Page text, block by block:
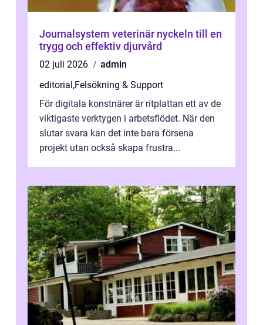
Journalsystem veterinär nyckeln till en
trygg och effektiv djurvård
02 juli 2026
admin
editorial,Felsökning & Support
För digitala konstnärer är ritplattan ett av de
viktigaste verktygen i arbetsflödet. När den
slutar svara kan det inte bara försena
projekt utan också skapa frustra...